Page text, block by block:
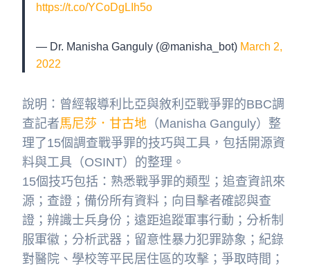
https://t.co/YCoDgLIh5o
— Dr. Manisha Ganguly (@manisha_bot) March 2,
2022
說明：曾經報導利比亞與敘利亞戰爭罪的BBC調
查記者馬尼莎．甘古地 （Manisha Ganguly）整
理了15個調查戰爭罪的技巧與工具，包括開源資
料與工具（OSINT）的整理。
15個技巧包括：熟悉戰爭罪的類型；追查資訊來
源；查證；備份所有資料；向目擊者確認與查
證；辨識士兵身份；遠距追蹤軍事行動；分析制
服軍徽；分析武器；留意性暴力犯罪跡象；紀錄
對醫院、學校等平民居住區的攻擊；爭取時間；